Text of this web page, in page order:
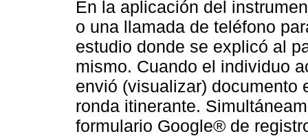
En la aplicación del
o una llamada de teléfono
estudio donde se explicó al
mismo. Cuando el individuo
envió (visualizar) documento
ronda itinerante.
formulario Google® de